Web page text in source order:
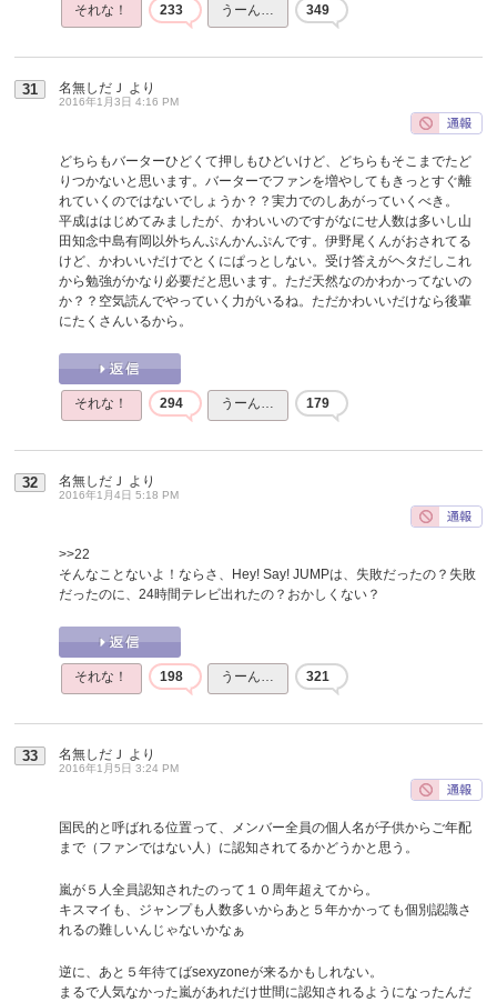
それな！ 233 うーん… 349
31 名無しだＪ より
2016年1月3日 4:16 PM
どちらもバーターひどくて押しもひどいけど、どちらもそこまでたど
りつかないと思います。バーターでファンを増やしてもきっとすぐ離
れていくのではないでしょうか？？実力でのしあがっていくべき。
平成ははじめてみましたが、かわいいのですがなにせ人数は多いし山
田知念中島有岡以外ちんぷんかんぷんです。伊野尾くんがおされてる
けど、かわいいだけでとくにぱっとしない。受け答えがヘタだしこれ
から勉強がかなり必要だと思います。ただ天然なのかわかってないの
か？？空気読んでやっていく力がいるね。ただかわいいだけなら後輩
にたくさんいるから。
それな！ 294 うーん… 179
32 名無しだＪ より
2016年1月4日 5:18 PM
>>22
そんなことないよ！ならさ、Hey! Say! JUMPは、失敗だったの？失敗
だったのに、24時間テレビ出れたの？おかしくない？
それな！ 198 うーん… 321
33 名無しだＪ より
2016年1月5日 3:24 PM
国民的と呼ばれる位置って、メンバー全員の個人名が子供からご年配
まで（ファンではない人）に認知されてるかどうかと思う。
嵐が５人全員認知されたのって１０周年超えてから。
キスマイも、ジャンプも人数多いからあと５年かかっても個別認識さ
れるの難しいんじゃないかなぁ
逆に、あと５年待てばsexyzoneが来るかもしれない。
まるで人気なかった嵐があれだけ世間に認知されるようになったんだ